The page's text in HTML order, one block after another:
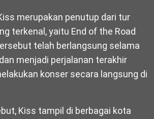
merupakan penutup dari tur
terkenal, yaitu End of the Road
telah berlangsung selama
menjadi perjalanan terakhir
konser secara langsung di
Kiss tampil di berbagai kota